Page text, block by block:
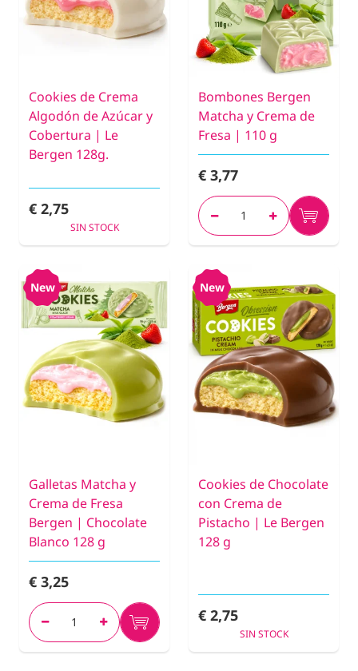
Cookies de Crema
Algodón de Azúcar y
Cobertura | Le
Bergen 128g.
€ 2,75
SIN STOCK
Bombones Bergen
Matcha y Crema de
Fresa | 110 g
€ 3,77
New
Galletas Matcha y
Crema de Fresa
Bergen | Chocolate
Blanco 128 g
€ 3,25
New
Cookies de Chocolate
con Crema de
Pistacho | Le Bergen
128 g
€ 2,75
SIN STOCK